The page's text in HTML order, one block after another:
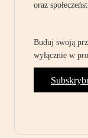
oraz
Buduj swoją
wyłącznie w